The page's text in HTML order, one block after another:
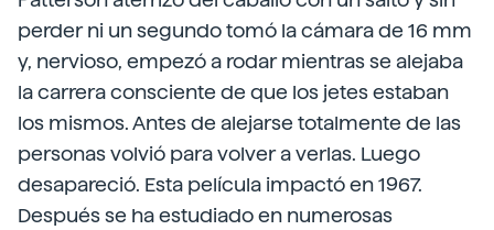
perder ni un segundo tomó la cámara de 16 mm
y, nervioso, empezó a rodar mientras se alejaba
la carrera consciente de que los jetes estaban
los mismos. Antes de alejarse totalmente de las
personas volvió para volver a verlas. Luego
desapareció. Esta película impactó en 1967.
Después se ha estudiado en numerosas